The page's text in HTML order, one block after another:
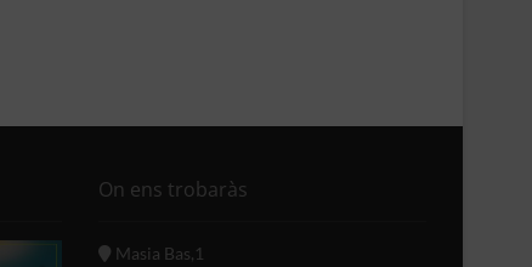
On ens trobaràs
Masia Bas,1